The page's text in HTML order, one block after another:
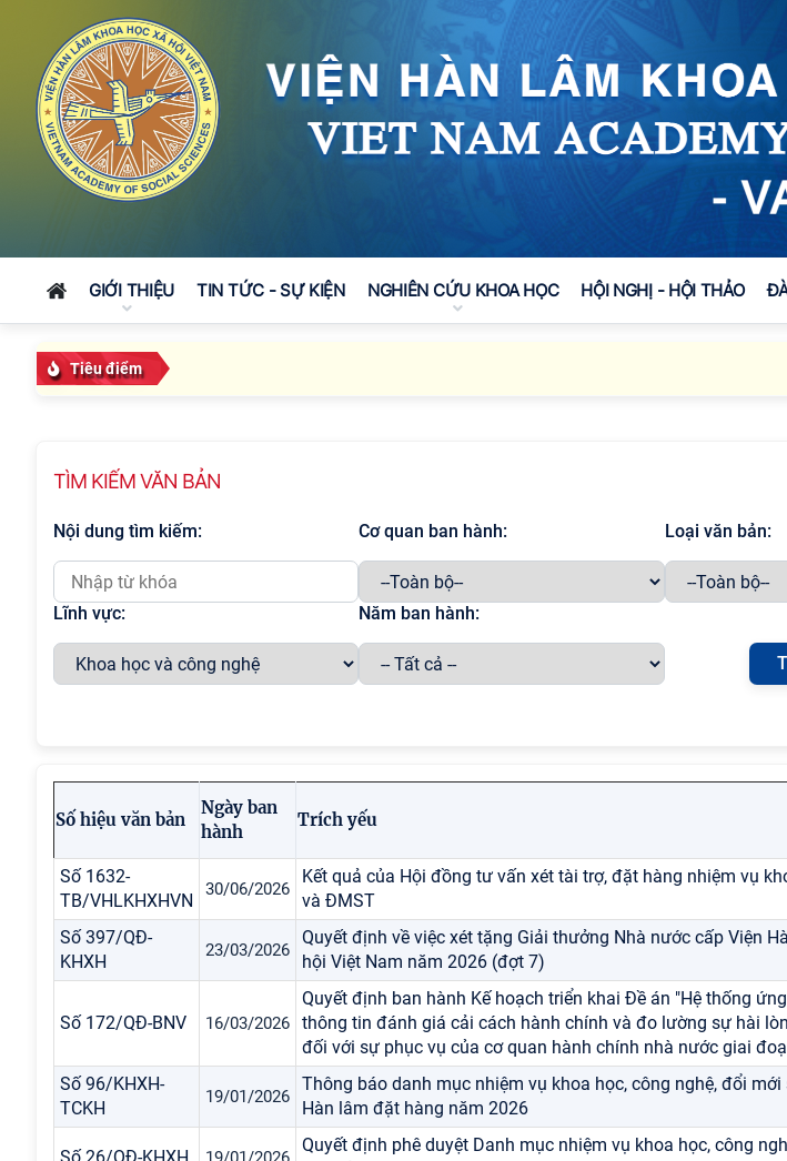
GIỚI THIỆU TIN TỨC - SỰ KIỆN NGHIÊN CỨU KHOA HỌC HỘI NGHỊ - HỘI THẢO
Tiêu điểm
TÌM KIẾM VĂN BẢN
Nội dung tìm kiếm: Cơ quan ban hành: Loại văn bản:
Lĩnh vực: Năm ban hành:
Số hiệu văn bản
Ngày ban
hành
Trích yếu
Số 1632-
TB/VHLKHXHVN
30/06/2026
Kết quả của Hội đồng tư vấn xét tài trợ, đặt hàng nhiệm vụ
và ĐMST
Số 397/QĐ-
KHXH
23/03/2026
Quyết định về việc xét tặng Giải thưởng Nhà nước cấp Viện
hội Việt Nam năm 2026 (đợt 7)
Số 172/QĐ-BNV 16/03/2026
Quyết định ban hành Kế hoạch triển khai Đề án "Hệ thống
thông tin đánh giá cải cách hành chính và đo lường sự hài
đối với sự phục vụ của cơ quan hành chính nhà nước giai
Số 96/KHXH-
TCKH
19/01/2026
Thông báo danh mục nhiệm vụ khoa học, công nghệ, đổi mới
Hàn lâm đặt hàng năm 2026
Quyết định phê duyệt Danh mục nhiệm vụ khoa học, công